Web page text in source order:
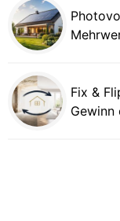
Fix &
Gewinn